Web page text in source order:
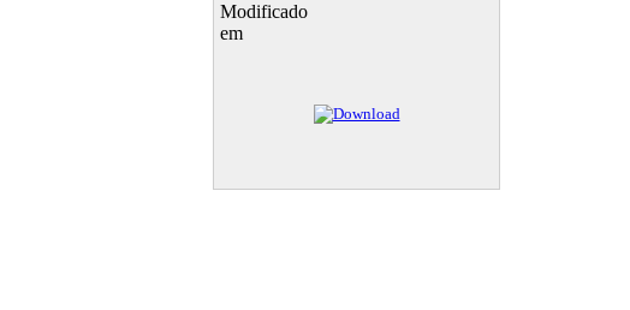
Modificado
em